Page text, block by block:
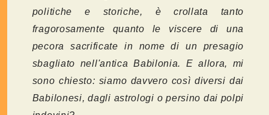
politiche e storiche, è crollata tanto
fragorosamente quanto le viscere di una
pecora sacrificate in nome di un presagio
sbagliato nell'antica Babilonia. E allora, mi
sono chiesto: siamo davvero così diversi dai
Babilonesi, dagli astrologi o persino dai polpi